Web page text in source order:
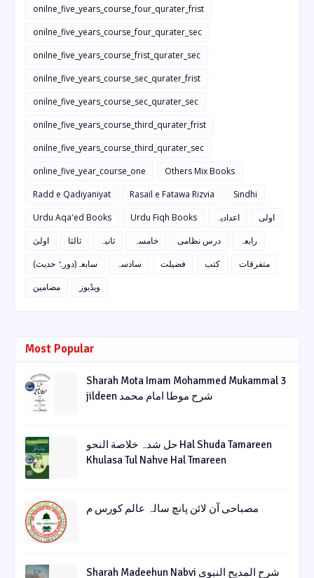
onilne_five_years_course_four_qurater_frist
onilne_five_years_course_four_qurater_sec
onilne_five_years_course_frist_qurater_sec
onilne_five_years_course_sec_qurater_frist
onilne_five_years_course_sec_qurater_sec
onilne_five_years_course_third_qurater_frist
onilne_five_years_course_third_qurater_sec
online_five_year_course_one
Others Mix Books
Radd e Qadiyaniyat
Rasail e Fatawa Rizvia
Sindhi
Urdu Aqa'ed Books
Urdu Fiqh Books اعدادیہ
اولی
اولیٰ
ثالثا ثانیہ خامسہ درس نظامی
رابعہ
سابعہ(دورہٌ حدیث)
سادسہ فضیلت کتب
متفرقات
مضامین
ویڈیوز
Most Popular
Sharah Mota Imam Mohammed Mukammal 3
jildeen شرح موطا امام محمد
حل شدہ خلاصة النحو Hal Shuda Tamareen
Khulasa Tul Nahve Hal Tmareen
مصباحی آن لائن پانچ سالہ عالم کورس م
Sharah Madeehun Nabvi شرح المدیح النبوی